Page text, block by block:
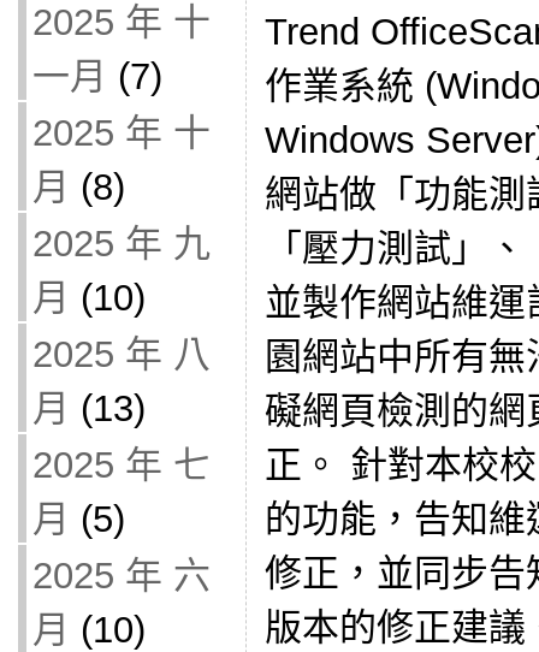
2025 年 十
一月 (7)
2025 年 十
月 (8)
2025 年 九
月 (10)
2025 年 八
月 (13)
2025 年 七
月 (5)
2025 年 六
月 (10)
Trend
作業系統
Windows
網站做「功能
「壓力測試」
並製作網站維
園網站中所有
礙網頁檢測的
正。 針對本校
的功能，告知
修正，並同步
版本的修正建